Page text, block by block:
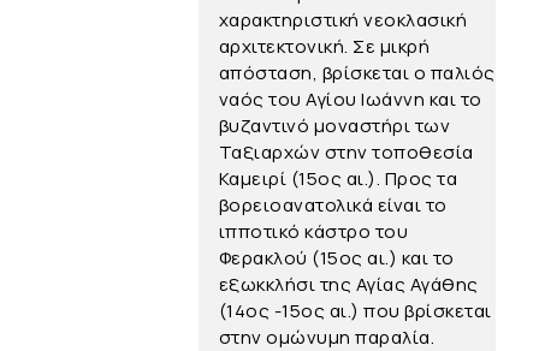
χαρακτηριστική νεοκλασική
αρχιτεκτονική. Σε μικρή
απόσταση, βρίσκεται ο παλιός
ναός του Αγίου Ιωάννη και το
βυζαντινό μοναστήρι των
Ταξιαρχών στην τοποθεσία
Καμειρί (15ος αι.). Προς τα
βορειοανατολικά είναι το
ιπποτικό κάστρο του
Φερακλού (15ος αι.) και το
εξωκκλήσι της Αγίας Αγάθης
(14ος -15ος αι.) που βρίσκεται
στην ομώνυμη παραλία.